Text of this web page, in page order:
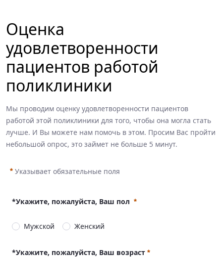
Оценка
удовлетворенности
пациентов работой
поликлиники
Мы проводим оценку удовлетворенности пациентов
работой этой поликлиники для того, чтобы она могла стать
лучше. И Вы можете нам помочь в этом. Просим Вас пройти
небольшой опрос, это займет не больше 5 минут.
Указывает обязательные поля
*Укажите, пожалуйста, Ваш пол
Мужской
Женский
*Укажите, пожалуйста, Ваш возраст